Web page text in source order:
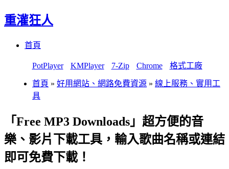
重灌狂人
首頁
PotPlayer KMPlayer 7-Zip Chrome 格式工廠
首頁 » 好用網站、網路免費資源 » 線上服務、實用工
具
「Free MP3 Downloads」超方便的音
樂、影片下載工具，輸入歌曲名稱或連結
即可免費下載！